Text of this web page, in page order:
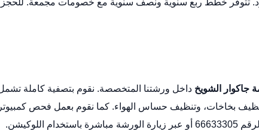
تتوفر خطط ربع سنوية ونصف سنوية مع خصومات مجمعة. للحجز
جاكوار الشويخ داخل ورشتنا المتخصصة. نقوم بتصفية كاملة
تنظيف بخاخات، وتنظيف حساس الهواء. كما نقوم بعمل فحص
اللوكيشن.